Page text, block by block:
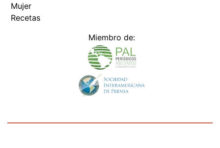
Mujer
Recetas
Miembro de: